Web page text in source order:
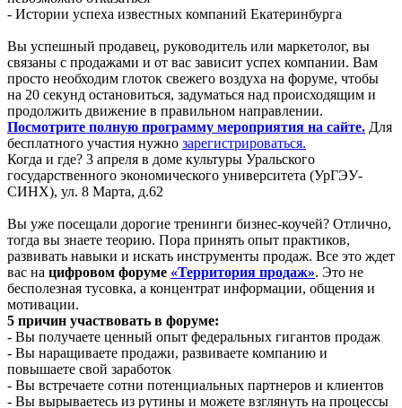
- Истории успеха известных компаний Екатеринбурга
Вы успешный продавец, руководитель или маркетолог, вы
связаны с продажами и от вас зависит успех компании. Вам
просто необходим глоток свежего воздуха на форуме, чтобы
на 20 секунд остановиться, задуматься над происходящим и
продолжить движение в правильном направлении.
Посмотрите полную программу мероприятия на сайте. Для
бесплатного участия нужно зарегистрироваться.
Когда и где? 3 апреля в доме культуры Уральского
государственного экономического университета (УрГЭУ-
СИНХ), ул. 8 Марта, д.62
Вы уже посещали дорогие тренинги бизнес-коучей? Отлично,
тогда вы знаете теорию. Пора принять опыт практиков,
развивать навыки и искать инструменты продаж. Все это ждет
вас на цифровом форуме «Территория продаж». Это не
бесполезная тусовка, а концентрат информации, общения и
мотивации.
5 причин участвовать в форуме:
- Вы получаете ценный опыт федеральных гигантов продаж
- Вы наращиваете продажи, развиваете компанию и
повышаете свой заработок
- Вы встречаете сотни потенциальных партнеров и клиентов
- Вы вырываетесь из рутины и можете взглянуть на процессы